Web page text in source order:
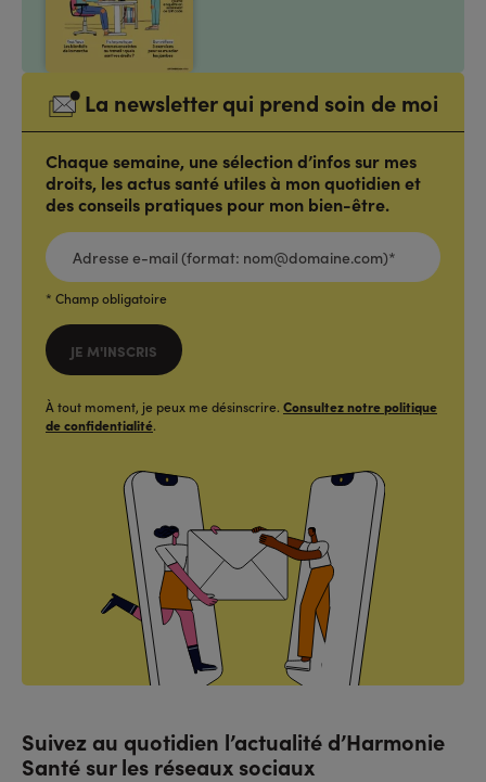
La newsletter qui prend soin de moi
Chaque semaine, une sélection d’infos sur mes
droits, les actus santé utiles à mon quotidien et
des conseils pratiques pour mon bien-être.
ADRESSE
E-
MAIL
(FORMAT:
NOM@DOMAINE.COM)*
* Champ obligatoire
JE M'INSCRIS
À tout moment, je peux me désinscrire. Consultez notre politique
de confidentialité.
Suivez au quotidien l’actualité d’Harmonie
Santé sur les réseaux sociaux